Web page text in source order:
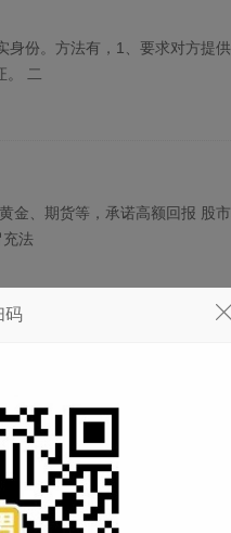
份。方法有，1、要求对方提
。 二
金、期货等，承诺高额回报 股
充法
合伙做生意，或许要你投资。 2
码